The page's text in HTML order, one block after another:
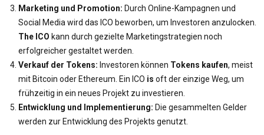
Marketing und Promotion: Durch Online-Kampagnen und
Social Media wird das ICO beworben, um Investoren anzulocken.
The ICO kann durch gezielte Marketingstrategien noch
erfolgreicher gestaltet werden.
Verkauf der Tokens: Investoren können Tokens kaufen, meist
mit Bitcoin oder Ethereum. Ein ICO is oft der einzige Weg, um
frühzeitig in ein neues Projekt zu investieren.
Entwicklung und Implementierung: Die gesammelten Gelder
werden zur Entwicklung des Projekts genutzt.